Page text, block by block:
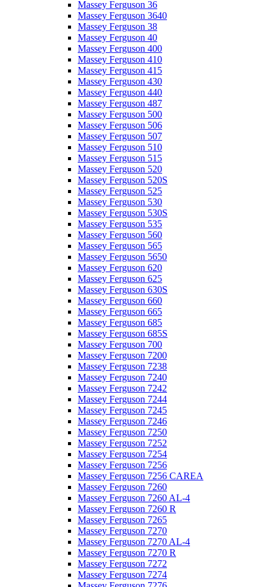
Massey Ferguson 36
Massey Ferguson 3640
Massey Ferguson 38
Massey Ferguson 40
Massey Ferguson 400
Massey Ferguson 410
Massey Ferguson 415
Massey Ferguson 430
Massey Ferguson 440
Massey Ferguson 487
Massey Ferguson 500
Massey Ferguson 506
Massey Ferguson 507
Massey Ferguson 510
Massey Ferguson 515
Massey Ferguson 520
Massey Ferguson 520S
Massey Ferguson 525
Massey Ferguson 530
Massey Ferguson 530S
Massey Ferguson 535
Massey Ferguson 560
Massey Ferguson 565
Massey Ferguson 5650
Massey Ferguson 620
Massey Ferguson 625
Massey Ferguson 630S
Massey Ferguson 660
Massey Ferguson 665
Massey Ferguson 685
Massey Ferguson 685S
Massey Ferguson 700
Massey Ferguson 7200
Massey Ferguson 7238
Massey Ferguson 7240
Massey Ferguson 7242
Massey Ferguson 7244
Massey Ferguson 7245
Massey Ferguson 7246
Massey Ferguson 7250
Massey Ferguson 7252
Massey Ferguson 7254
Massey Ferguson 7256
Massey Ferguson 7256 CAREA
Massey Ferguson 7260
Massey Ferguson 7260 AL-4
Massey Ferguson 7260 R
Massey Ferguson 7265
Massey Ferguson 7270
Massey Ferguson 7270 AL-4
Massey Ferguson 7270 R
Massey Ferguson 7272
Massey Ferguson 7274